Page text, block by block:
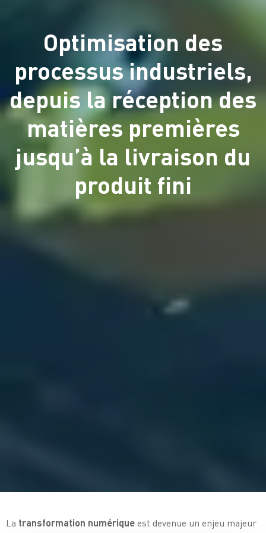
Optimisation des
processus industriels,
depuis la réception des
matières premières
jusqu’à la livraison du
produit fini
La transformation numérique est devenue un enjeu majeur